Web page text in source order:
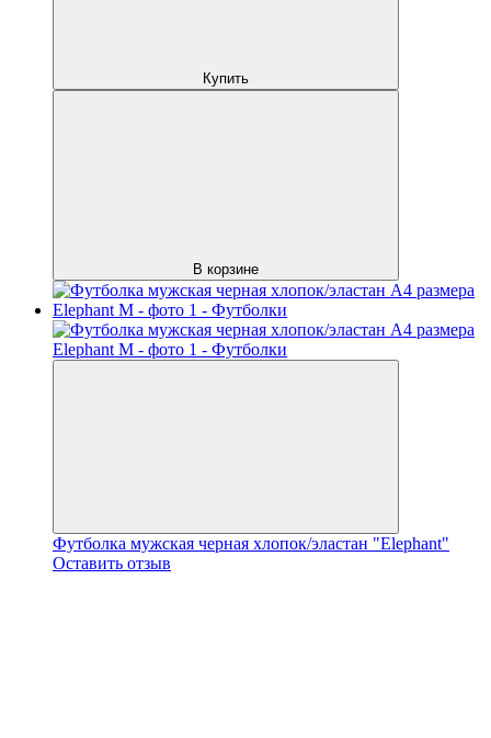
Купить
В корзине
Футболка мужская черная хлопок/эластан "Elephant"
Оставить отзыв